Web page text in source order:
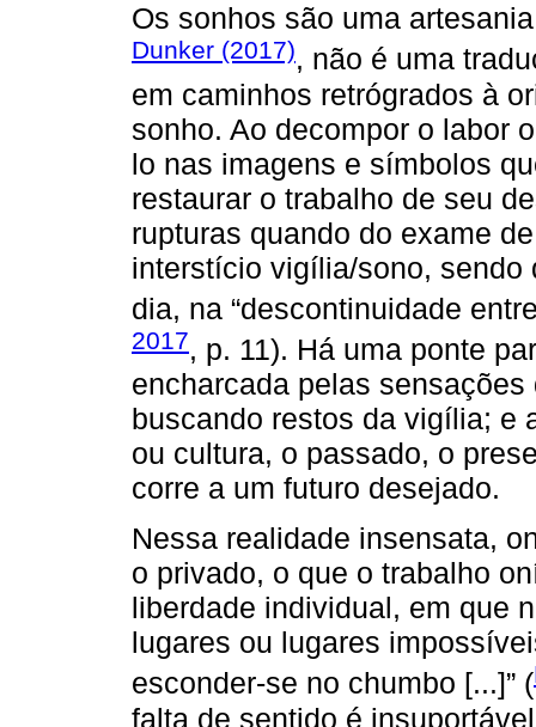
Os sonhos são uma
Dunker (2017), não é uma
em caminhos retrógrados à
sonho. Ao decompor o labor
lo nas imagens e símbolos
restaurar o trabalho de seu
rupturas quando do exame
interstício vigília/sono, sendo
dia, na “descontinuidade
2017, p. 11). Há uma ponte
encharcada pelas
buscando restos da vigília; e
ou cultura, o passado, o
corre a um futuro desejado.
Nessa realidade insensata,
o privado, o que o trabalho
liberdade individual, em que
lugares ou lugares
esconder-se no chumbo [...]” (
falta de sentido é